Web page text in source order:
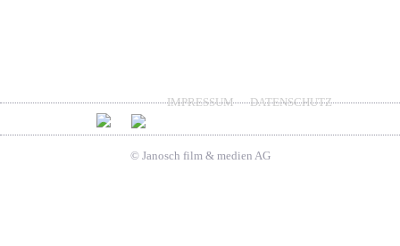
IMPRESSUM DATENSCHUTZ
© Janosch film & medien AG